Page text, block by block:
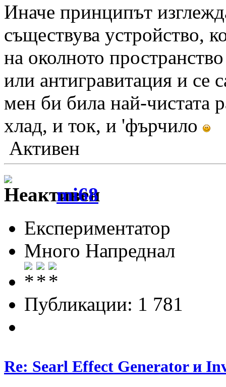
Иначе принципът
съществува устройство,
на околното
или антигравитация и се
мен би била най-чистата
хлад, и ток, и 'фърчило
Активен
mi68
Експериментатор
Много Напреднал
Публикации: 1 781
Re: Searl Effect Generator и